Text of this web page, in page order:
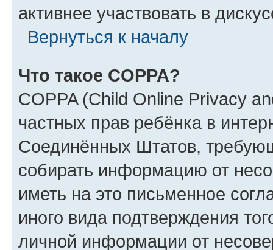
активнее участвовать в
Вернуться к началу
Что такое COPPA?
COPPA (Child Online Privacy
частных прав ребёнка в
Соединённых Штатов,
собирать информацию от
иметь на это письменное
иного вида подтверждения
личной информации от